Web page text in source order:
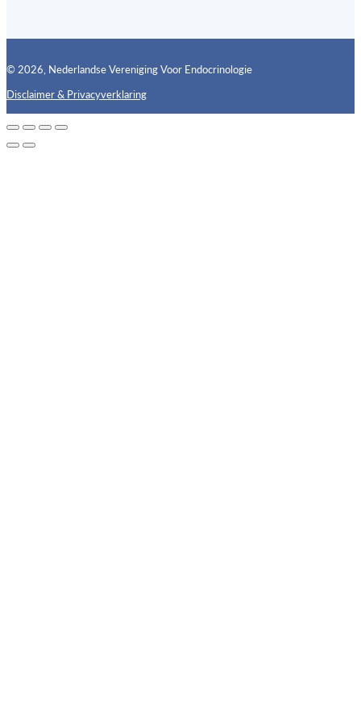
© 2026, Nederlandse Vereniging Voor Endocrinologie
Disclaimer & PrivacyverklaringFollow us on X